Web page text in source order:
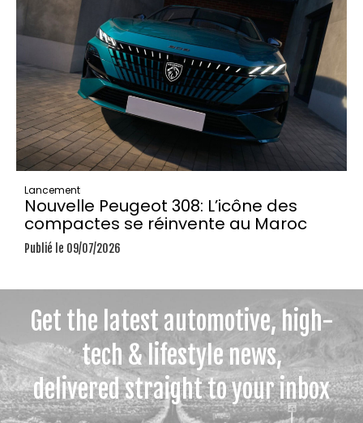
Lancement
Nouvelle Peugeot 308: L’icône des
compactes se réinvente au Maroc
Publié le 09/07/2026
Get the latest automotive, high-
tech & lifestyle news,
delivered straight to your inbox